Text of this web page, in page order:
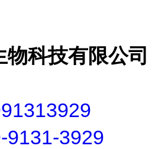
科技有限公司
9131-3929